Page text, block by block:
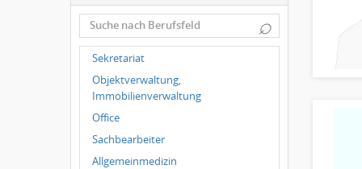
Dortmund
Wuppertal
Hallbergmoos
Würzburg
Grünwald
Ulm
Bielefeld
Hannover
⌕
Sekretariat
Objektverwaltung,
Immobilienverwaltung
Office
Sachbearbeiter
Allgemeinmedizin